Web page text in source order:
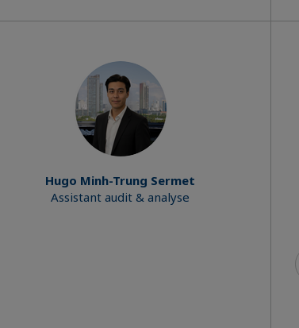
Hugo Minh-Trung Sermet
Assistant audit & analyse